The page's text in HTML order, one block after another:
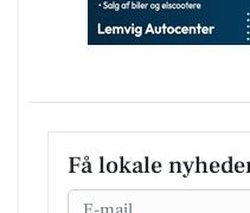
Få lokale
Email